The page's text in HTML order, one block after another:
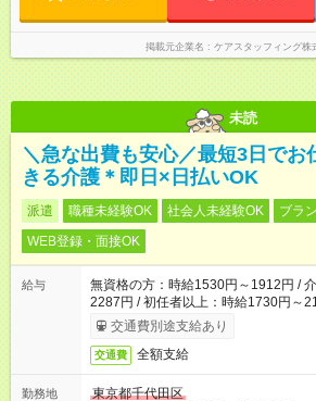
掲載元企業名 ケアスタッフィング株
未読
＼急な出費も安心／最短3日でお
きる介護＊即日×日払いOK
派遣 職種未経験OK 社会人未経験OK
ブラ
WEB登録・面接OK
給与
無資格の方：時給1530円～1912円 /
2287円 / 初任者以上：時給1730
日収例：1万2240円（時給1530円×8h）
交通費別途支給あり
交通費 全額支給
勤務地
東京都千代田区